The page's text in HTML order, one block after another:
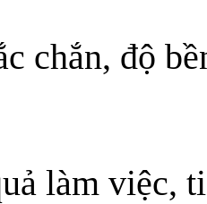
chắn, độ
làm việc,